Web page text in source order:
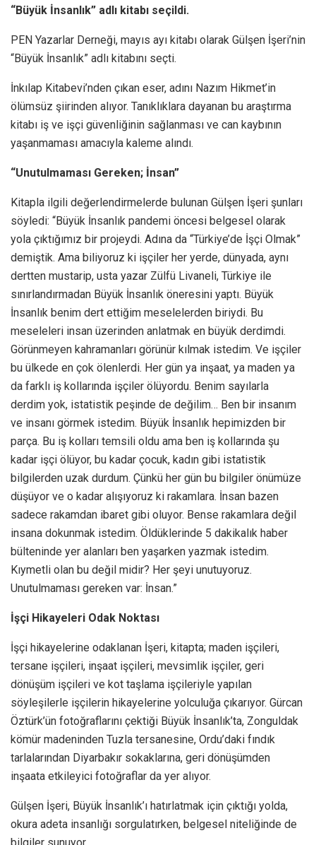
“Büyük İnsanlık” adlı kitabı seçildi.
PEN Yazarlar Derneği, mayıs ayı kitabı olarak Gülşen İşeri’nin
“Büyük İnsanlık” adlı kitabını seçti.
İnkılap Kitabevi’nden çıkan eser, adını Nazım Hikmet’in
ölümsüz şiirinden alıyor. Tanıklıklara dayanan bu araştırma
kitabı iş ve işçi güvenliğinin sağlanması ve can kaybının
yaşanmaması amacıyla kaleme alındı.
“Unutulmaması Gereken; İnsan”
Kitapla ilgili değerlendirmelerde bulunan Gülşen İşeri şunları
söyledi: “Büyük İnsanlık pandemi öncesi belgesel olarak
yola çıktığımız bir projeydi. Adına da “Türkiye’de İşçi Olmak”
demiştik. Ama biliyoruz ki işçiler her yerde, dünyada, aynı
dertten mustarip, usta yazar Zülfü Livaneli, Türkiye ile
sınırlandırmadan Büyük İnsanlık öneresini yaptı. Büyük
İnsanlık benim dert ettiğim meselelerden biriydi. Bu
meseleleri insan üzerinden anlatmak en büyük derdimdi.
Görünmeyen kahramanları görünür kılmak istedim. Ve işçiler
bu ülkede en çok ölenlerdi. Her gün ya inşaat, ya maden ya
da farklı iş kollarında işçiler ölüyordu. Benim sayılarla
derdim yok, istatistik peşinde de değilim… Ben bir insanım
ve insanı görmek istedim. Büyük İnsanlık hepimizden bir
parça. Bu iş kolları temsili oldu ama ben iş kollarında şu
kadar işçi ölüyor, bu kadar çocuk, kadın gibi istatistik
bilgilerden uzak durdum. Çünkü her gün bu bilgiler önümüze
düşüyor ve o kadar alışıyoruz ki rakamlara. İnsan bazen
sadece rakamdan ibaret gibi oluyor. Bense rakamlara değil
insana dokunmak istedim. Öldüklerinde 5 dakikalık haber
bülteninde yer alanları ben yaşarken yazmak istedim.
Kıymetli olan bu değil midir? Her şeyi unutuyoruz.
Unutulmaması gereken var: İnsan.”
İşçi Hikayeleri Odak Noktası
İşçi hikayelerine odaklanan İşeri, kitapta; maden işçileri,
tersane işçileri, inşaat işçileri, mevsimlik işçiler, geri
dönüşüm işçileri ve kot taşlama işçileriyle yapılan
söyleşilerle işçilerin hikayelerine yolculuğa çıkarıyor. Gürcan
Öztürk’ün fotoğraflarını çektiği Büyük İnsanlık’ta, Zonguldak
kömür madeninden Tuzla tersanesine, Ordu’daki fındık
tarlalarından Diyarbakır sokaklarına, geri dönüşümden
inşaata etkileyici fotoğraflar da yer alıyor.
Gülşen İşeri, Büyük İnsanlık’ı hatırlatmak için çıktığı yolda,
okura adeta insanlığı sorgulatırken, belgesel niteliğinde de